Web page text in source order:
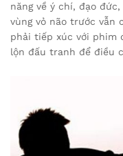
năng về ý chí, đạo
vùng vỏ não trước vẫn
phải tiếp xúc với phim
lộn đấu tranh để điều